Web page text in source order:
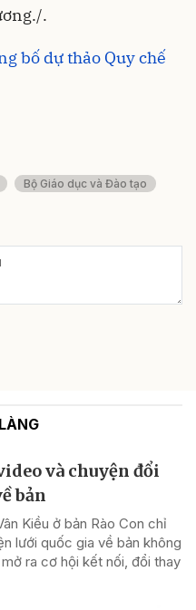
.
bố dự thảo Quy chế
Bộ Giáo dục và Đào tạo
và chuyện đổi
bản
Kiều ở bản Rào Con chỉ
lưới quốc gia về bản không
ra cơ hội kết nối, đổi thay